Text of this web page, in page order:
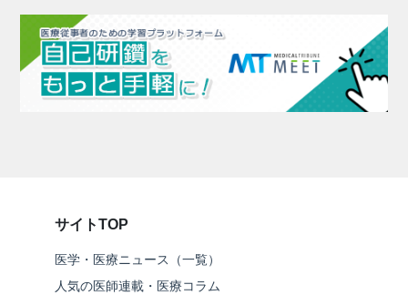
サイトTOP
医学・医療ニュース（一覧）
人気の医師連載・医療コラム